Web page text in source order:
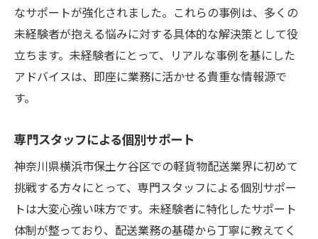
なサポートが強化されました。これらの事例は、多くの
未経験者が抱える悩みに対する具体的な解決策として役
立ちます。未経験者にとって、リアルな事例を基にした
アドバイスは、即座に業務に活かせる貴重な情報源で
す。
専門スタッフによる個別サポート
神奈川県横浜市保土ケ谷区での軽貨物配送業界に初めて
挑戦する方々にとって、専門スタッフによる個別サポー
トは大変心強い味方です。未経験者に特化したサポート
体制が整っており、配送業務の基礎から丁寧に教えてく